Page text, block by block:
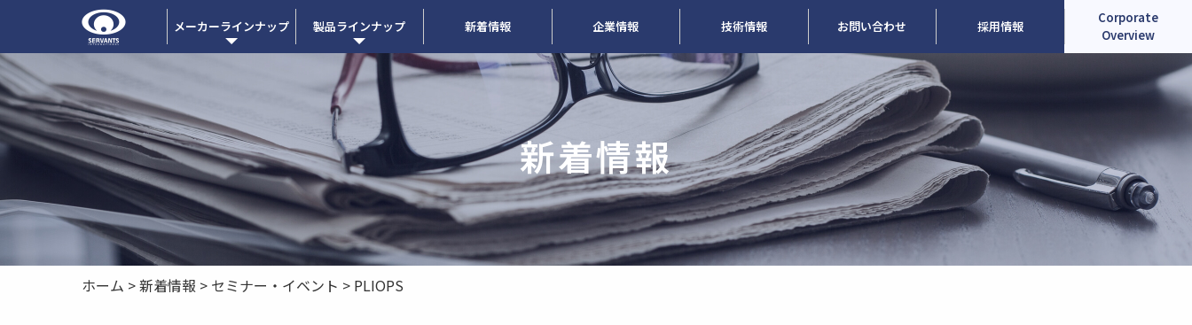
メーカーラインナップ 製品ラインナップ 新着情報 企業情報 技術情報 お問い合わせ 採用情報
Corporate
Overview
新着情報
ホーム >新着情報 > セミナー・イベント > PLIOPS